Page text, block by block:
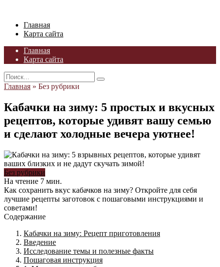
contentГлавная
Карта сайта
Главная
Карта сайта
Search
for:
Главная » Без рубрики
Кабачки на зиму: 5 простых и вкусных
рецептов, которые удивят вашу семью
и сделают холодные вечера уютнее!
Без рубрики
На чтение 7 мин.
Как сохранить вкус кабачков на зиму? Откройте для себя
лучшие рецепты заготовок с пошаговыми инструкциями и
советами!
Содержание
Кабачки на зиму: Рецепт приготовления
Введение
Исследование темы и полезные факты
Пошаговая инструкция